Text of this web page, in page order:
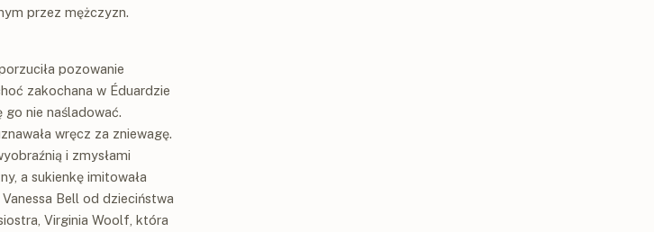
przez mężczyzn.
pozowanie
zakochana w Éduardzie
go nie naśladować.
wręcz za zniewagę.
i zmysłami
a sukienkę imitowała
Bell od dzieciństwa
Virginia Woolf, która